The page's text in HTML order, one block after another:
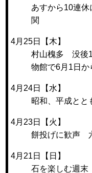
あすから10連
関
4月25日【木】
村山槐多 没後
物館で6月1日か
4月24日【水】
昭和、平成と
4月23日【火】
餅投げに歓声
4月21日【日】
石を楽しむ週